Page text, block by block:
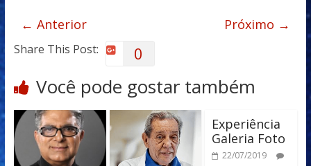
← Anterior Próximo →
Share This Post: 0
Você pode gostar também
Experiência
Galeria Foto
22/07/2019